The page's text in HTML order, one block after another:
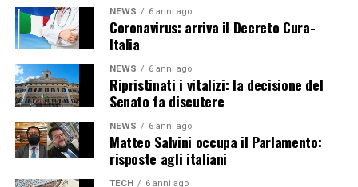
NEWS 6 anni ago
Coronavirus: arriva il Decreto Cura-
Italia
NEWS 6 anni ago
Ripristinati i vitalizi: la decisione del
Senato fa discutere
NEWS 6 anni ago
Matteo Salvini occupa il Parlamento:
risposte agli italiani
TECH 6 anni ago